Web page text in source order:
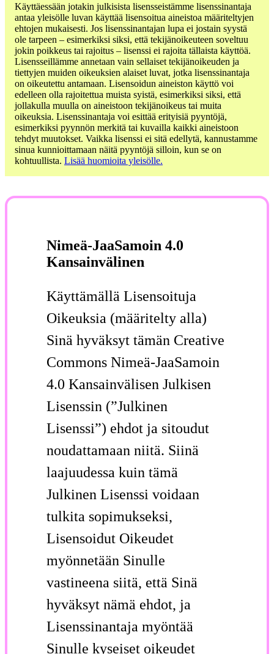
Käyttäessään jotakin julkisista lisensseistämme lisenssinantaja
antaa yleisölle luvan käyttää lisensoitua aineistoa määriteltyjen
ehtojen mukaisesti. Jos lisenssinantajan lupa ei jostain syystä
ole tarpeen – esimerkiksi siksi, että tekijänoikeuteen soveltuu
jokin poikkeus tai rajoitus – lisenssi ei rajoita tällaista käyttöä.
Lisensseillämme annetaan vain sellaiset tekijänoikeuden ja
tiettyjen muiden oikeuksien alaiset luvat, jotka lisenssinantaja
on oikeutettu antamaan. Lisensoidun aineiston käyttö voi
edelleen olla rajoitettua muista syistä, esimerkiksi siksi, että
jollakulla muulla on aineistoon tekijänoikeus tai muita
oikeuksia. Lisenssinantaja voi esittää erityisiä pyyntöjä,
esimerkiksi pyynnön merkitä tai kuvailla kaikki aineistoon
tehdyt muutokset. Vaikka lisenssi ei sitä edellytä, kannustamme
sinua kunnioittamaan näitä pyyntöjä silloin, kun se on
kohtuullista. Lisää huomioita yleisölle.
Nimeä-JaaSamoin 4.0
Kansainvälinen
Käyttämällä Lisensoituja
Oikeuksia (määritelty alla)
Sinä hyväksyt tämän Creative
Commons Nimeä-JaaSamoin
4.0 Kansainvälisen Julkisen
Lisenssin (”Julkinen
Lisenssi”) ehdot ja sitoudut
noudattamaan niitä. Siinä
laajuudessa kuin tämä
Julkinen Lisenssi voidaan
tulkita sopimukseksi,
Lisensoidut Oikeudet
myönnetään Sinulle
vastineena siitä, että Sinä
hyväksyt nämä ehdot, ja
Lisenssinantaja myöntää
Sinulle kyseiset oikeudet